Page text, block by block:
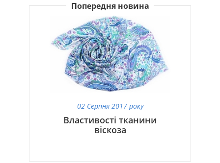
Попередня новина
02 Серпня 2017 року
Властивості тканини
віскоза